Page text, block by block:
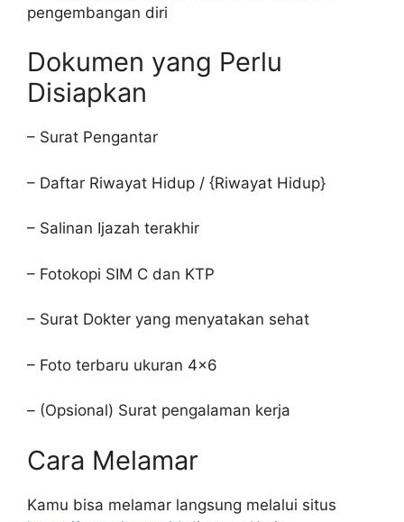
pengembangan diri
Dokumen yang Perlu
Disiapkan
– Surat Pengantar
– Daftar Riwayat Hidup / {Riwayat Hidup}
– Salinan Ijazah terakhir
– Fotokopi SIM C dan KTP
– Surat Dokter yang menyatakan sehat
– Foto terbaru ukuran 4×6
– (Opsional) Surat pengalaman kerja
Cara Melamar
Kamu bisa melamar langsung melalui situs